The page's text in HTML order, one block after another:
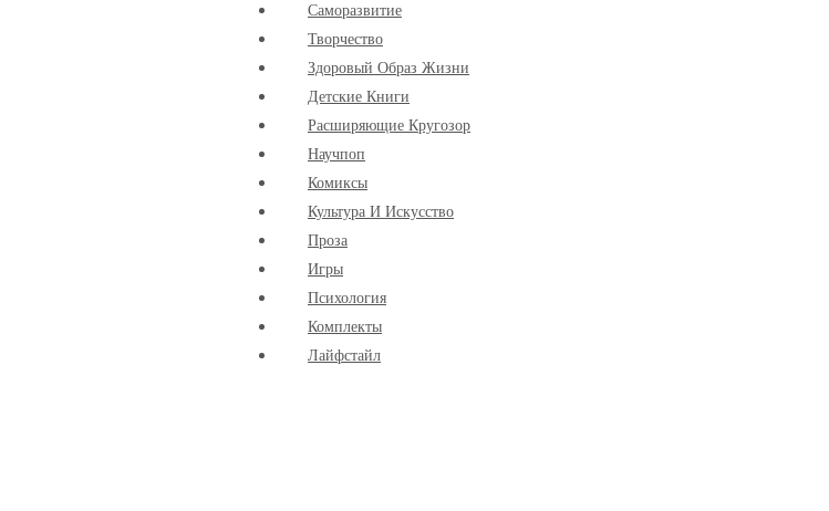
Cаморазвитие
Творчество
Здоровый Образ Жизни
Детские Книги
Расширяющие Кругозор
Научпоп
Комиксы
Культура И Искусство
Проза
Игры
Психология
Комплекты
Лайфстайл